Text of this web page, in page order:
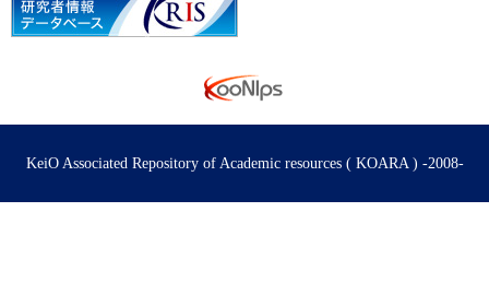
KeiO Associated Repository of Academic resources ( KOARA ) -2008-